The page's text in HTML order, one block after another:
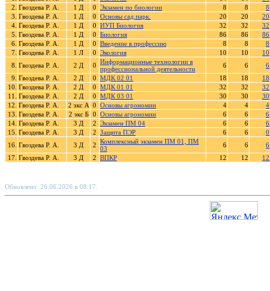
2. Гвоздева Р. А. 1 Д 0 Экзамен по биологии 8 8
8
3. Гвоздева Р. А. 1 Д 0 Основы сад.парк. 20 20
20
4. Гвоздева Р. А. 1 Д 0 ИУП Биология 32 32
32
5. Гвоздева Р. А. 1 Д 0 Биология 86 86
86
6. Гвоздева Р. А. 1 Д 0 Введение в профессию 8 8
8
7. Гвоздева Р. А. 1 Л 0 Экология 10 10
10
8. Гвоздева Р. А. 2 Д 0 Информационные технологии в
профессиональной деятельности
6 6
6
9. Гвоздева Р. А. 2 Д 0 МДК 02 01 18 18
18
10. Гвоздева Р. А. 2 Д 0 МДК 01 01 32 32
32
11.
Гвоздева Р. А. 2 Д 0 МДК 03 01 30 30
30
12. Гвоздева Р. А. 2 экс А 0 Основы агрономии 4 4
4
13. Гвоздева Р. А. 2 экс Б 0 Основы агрономии 6 6
6
14. Гвоздева Р. А. 3 Д 2 Экзамен ПМ 04 6 6
6
15. Гвоздева Р. А. 3 Д 2 Защита ПЭР 6 6
0
16. Гвоздева Р. А. 3 Д 2 Комплексный экзамен ПМ 01, ПМ
03
6 6
6
17. Гвоздева Р. А. 3 Д 2 ВПКР 12 12 12
Обновлено: 26.06.2026 в 08:17.